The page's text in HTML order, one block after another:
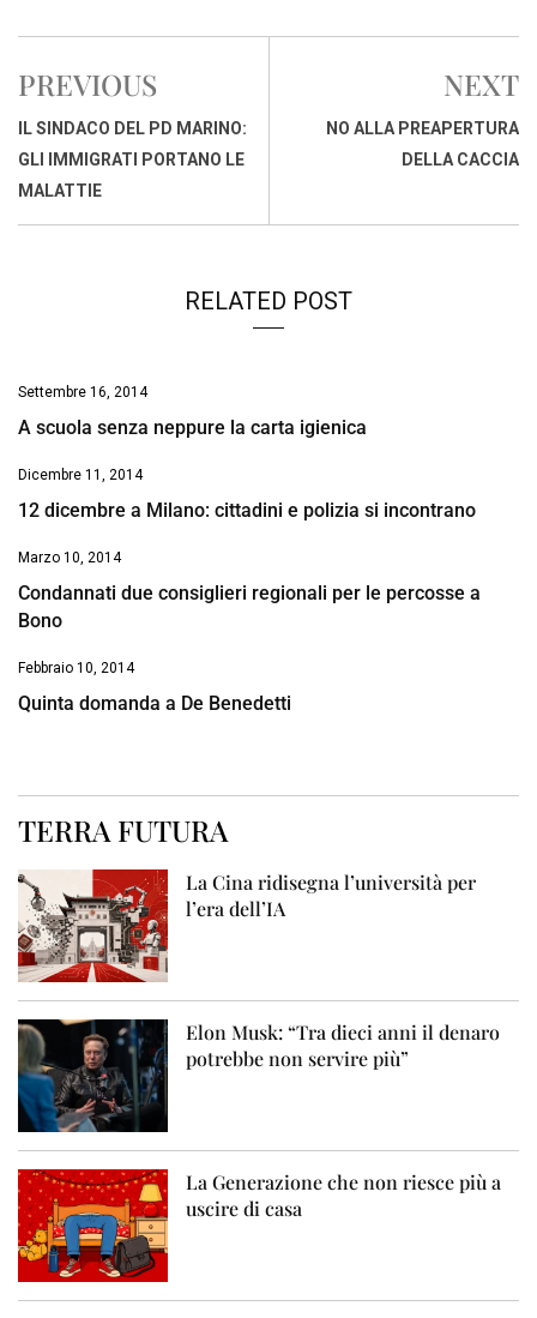
c
b
o
o
k
a
s
A
p
n
d
I
r
d
s
a
p
i
PREVIOUS
IL SINDACO DEL PD MARINO:
GLI IMMIGRATI PORTANO LE
MALATTIE
NEXT
NO ALLA PREAPERTURA
DELLA CACCIA
RELATED POST
Settembre 16, 2014
A scuola senza neppure la carta igienica
Dicembre 11, 2014
12 dicembre a Milano: cittadini e polizia si incontrano
Marzo 10, 2014
Condannati due consiglieri regionali per le percosse a
Bono
Febbraio 10, 2014
Quinta domanda a De Benedetti
TERRA FUTURA
La Cina ridisegna l’università per
l’era dell’IA
Elon Musk: “Tra dieci anni il denaro
potrebbe non servire più”
La Generazione che non riesce più a
uscire di casa